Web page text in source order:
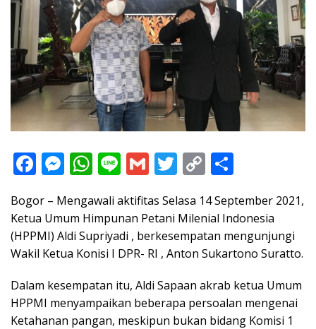
F
ac
e
b
o
o
k
M
e
ss
e
n
g
er
W
h
at
s
A
p
p
Li
n
e
G
m
ai
l
T
w
itt
er
C
o
p
y
Li
n
k
ar
e
Bogor – Mengawali aktifitas Selasa 14 September 2021,
Ketua Umum Himpunan Petani Milenial Indonesia
(HPPMI) Aldi Supriyadi , berkesempatan mengunjungi
Wakil Ketua Konisi I DPR- RI , Anton Sukartono Suratto.
Dalam kesempatan itu, Aldi Sapaan akrab ketua Umum
HPPMI menyampaikan beberapa persoalan mengenai
Ketahanan pangan, meskipun bukan bidang Komisi 1